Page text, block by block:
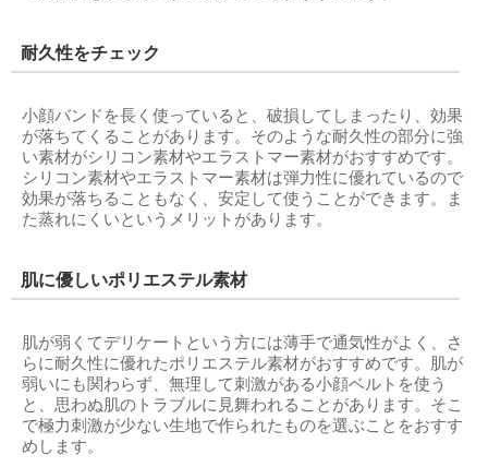
耐久性をチェック
小顔バンドを長く使っていると、破損してしまったり、効果
が落ちてくることがあります。そのような耐久性の部分に強
い素材がシリコン素材やエラストマー素材がおすすめです。
シリコン素材やエラストマー素材は弾力性に優れているので
効果が落ちることもなく、安定して使うことができます。ま
た蒸れにくいというメリットがあります。
肌に優しいポリエステル素材
肌が弱くてデリケートという方には薄手で通気性がよく、さ
らに耐久性に優れたポリエステル素材がおすすめです。肌が
弱いにも関わらず、無理して刺激がある小顔ベルトを使う
と、思わぬ肌のトラブルに見舞われることがあります。そこ
で極力刺激が少ない生地で作られたものを選ぶことをおすす
めします。